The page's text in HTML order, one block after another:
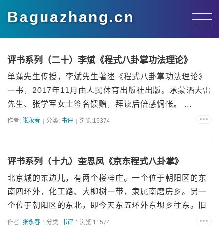
Baguazhang.cn
评书系列（二十）李斌《程式八卦掌功法理论》
单蒲先生传授，李斌先生著述《程式八卦掌功法理论》
一书，2017年11月由人民体育出版社出版。承蒙酒大雷
先生、张学军女士签名馈赠，拜读后倍感惆怅。 ...
作者: 张永春 分类: 书评 浏览:15374
评书系列（十九）奎恩凤《京东程式八卦掌》
北京城的东边儿，有两个楼梓庄。一个位于朝阳区的东
南四环外，化工路、大柳树一带，隶属南磨房乡。另一
个位于朝阳区的东北，即今天东五环外东坝乡往东。旧
时这里原属通州...
作者: 张永春 分类: 书评 浏览:11574